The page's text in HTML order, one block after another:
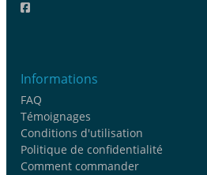
Informations
FAQ
Témoignages
Conditions d'utilisation
Politique de confidentialité
Comment commander